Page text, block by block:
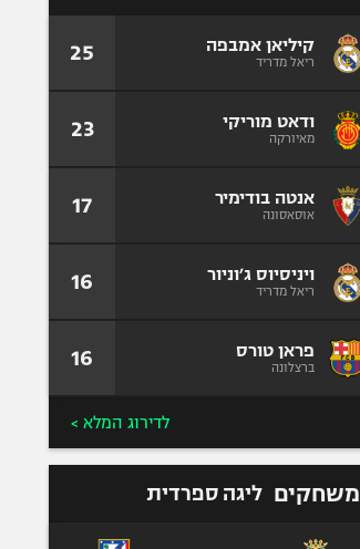
קיליאן אמבפה
ריאל מדריד 25
ודאט מוריקי
מאיורקה 23
אנטה בודימיר
אוסאסונה 17
ויניסיוס ג׳וניור
ריאל מדריד 16
פראן טורס
ברצלונה 16
לדירוג המלא >
משחקים ליגה ספרדית